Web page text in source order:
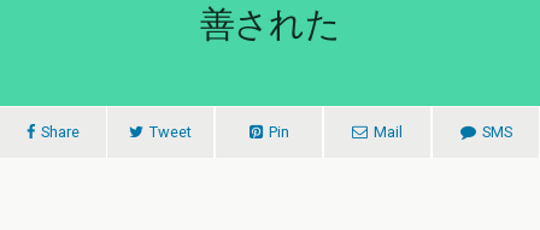
善された
Share Tweet Pin Mail SMS